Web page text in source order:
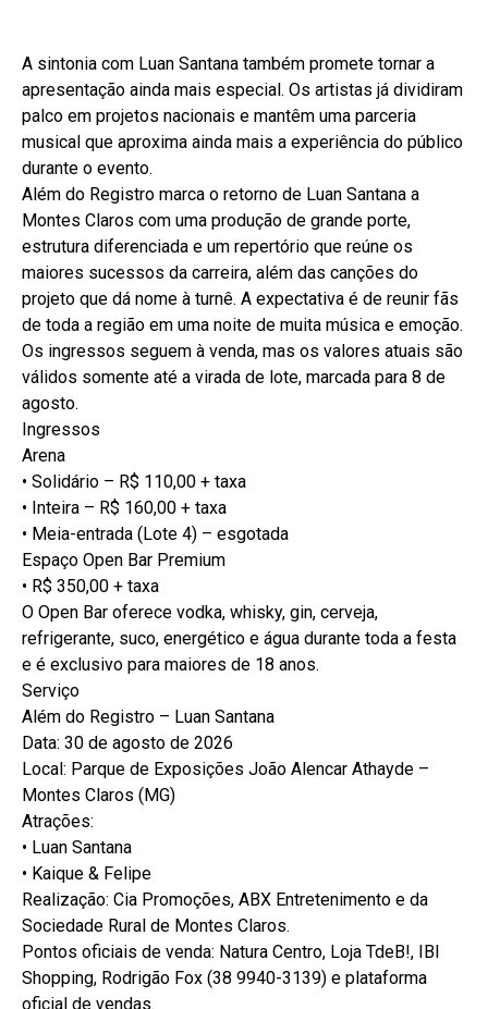
A sintonia com Luan Santana também promete tornar a
apresentação ainda mais especial. Os artistas já dividiram
palco em projetos nacionais e mantêm uma parceria
musical que aproxima ainda mais a experiência do público
durante o evento.
Além do Registro marca o retorno de Luan Santana a
Montes Claros com uma produção de grande porte,
estrutura diferenciada e um repertório que reúne os
maiores sucessos da carreira, além das canções do
projeto que dá nome à turnê. A expectativa é de reunir fãs
de toda a região em uma noite de muita música e emoção.
Os ingressos seguem à venda, mas os valores atuais são
válidos somente até a virada de lote, marcada para 8 de
agosto.
Ingressos
Arena
• Solidário – R$ 110,00 + taxa
• Inteira – R$ 160,00 + taxa
• Meia-entrada (Lote 4) – esgotada
Espaço Open Bar Premium
• R$ 350,00 + taxa
O Open Bar oferece vodka, whisky, gin, cerveja,
refrigerante, suco, energético e água durante toda a festa
e é exclusivo para maiores de 18 anos.
Serviço
Além do Registro – Luan Santana
Data: 30 de agosto de 2026
Local: Parque de Exposições João Alencar Athayde –
Montes Claros (MG)
Atrações:
• Luan Santana
• Kaique & Felipe
Realização: Cia Promoções, ABX Entretenimento e da
Sociedade Rural de Montes Claros.
Pontos oficiais de venda: Natura Centro, Loja TdeB!, IBI
Shopping, Rodrigão Fox (38 9940-3139) e plataforma
oficial de vendas.